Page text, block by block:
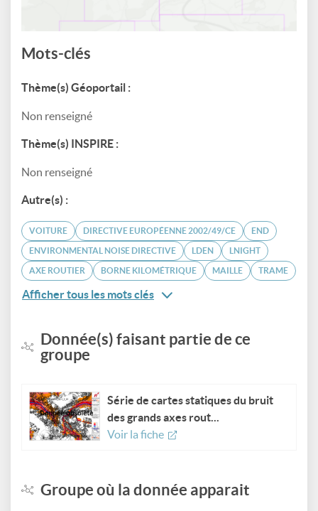
Mots-clés
Thème(s) Géoportail :
Non renseigné
Thème(s) INSPIRE :
Non renseigné
Autre(s) :
VOITURE DIRECTIVE EUROPÉENNE 2002/49/CE END
ENVIRONMENTAL NOISE DIRECTIVE LDEN LNIGHT
AXE ROUTIER BORNE KILOMÉTRIQUE MAILLE TRAME
Afficher tous les mots clés
Donnée(s) faisant partie de ce
groupe
Série de cartes statiques du bruit
des grands axes rout...
Voir la fiche
Groupe où la donnée apparait